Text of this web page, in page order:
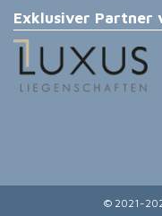
Exklusiver Partner
© 2021-